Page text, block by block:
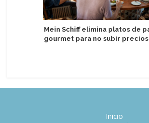
Mein Schiff elimina platos de
gourmet para no subir precios
Inicio